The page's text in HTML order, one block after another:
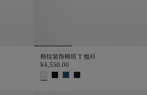
格纹装饰棉质 T 恤衫
¥4,550.00